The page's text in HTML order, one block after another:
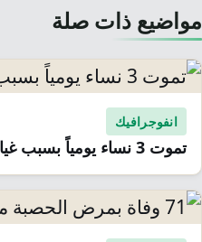
مواضيع ذات صلة
انفوجرافيك
تموت 3 نساء يومياً بسبب غياب الرعاية الصحية